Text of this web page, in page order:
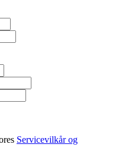
Servicevilkår og